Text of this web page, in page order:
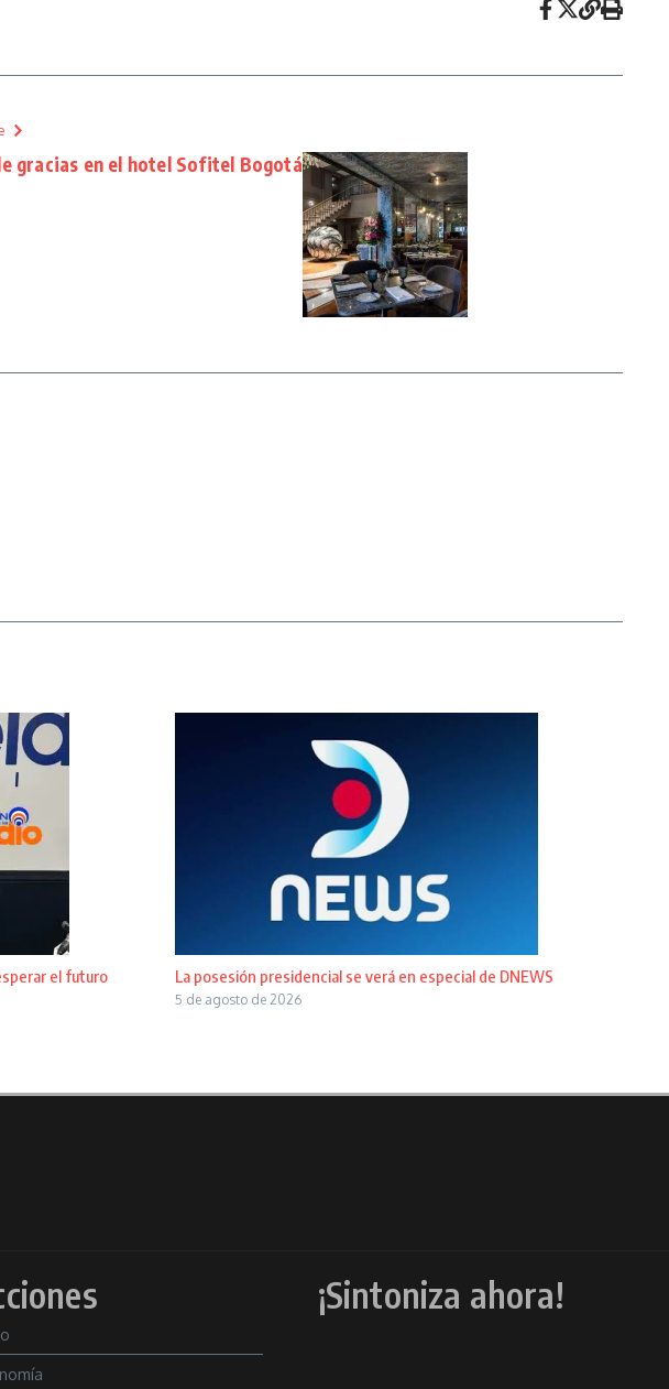
gracias en el hotel Sofitel Bogotá
el futuro La posesión presidencial se verá en especial de DNEWS
5 de agosto de 2026
¡Sintoniza ahora!